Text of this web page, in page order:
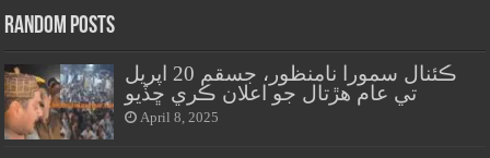
Random Posts
ڪئنال سمورا نامنظور، جسقم 20 اپريل
تي عام هڙتال جو اعلان ڪري ڇڏيو
April 8, 2025